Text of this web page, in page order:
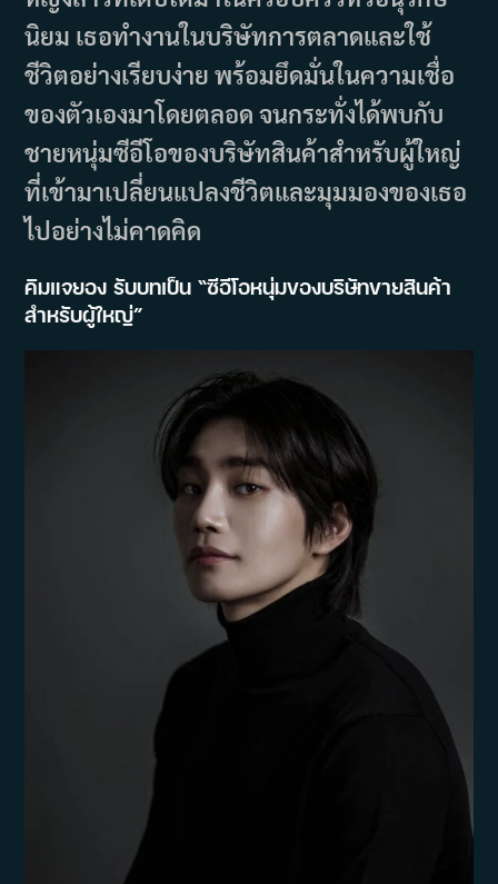
นิยม เธอทำงานในบริษัทการตลาดและใช้
ชีวิตอย่างเรียบง่าย พร้อมยึดมั่นในความเชื่อ
ของตัวเองมาโดยตลอด จนกระทั่งได้พบกับ
ชายหนุ่มซีอีโอของบริษัทสินค้าสำหรับผู้ใหญ่
ที่เข้ามาเปลี่ยนแปลงชีวิตและมุมมองของเธอ
ไปอย่างไม่คาดคิด
คิมแจยอง รับบทเป็น “ซีอีโอหนุ่มของบริษัทขายสินค้า
สำหรับผู้ใหญ่”